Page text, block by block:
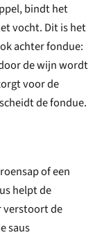
bindt het
vocht. Dit is het
achter fondue:
de wijn wordt
voor de
de fondue.
of een
helpt de
verstoort de
saus